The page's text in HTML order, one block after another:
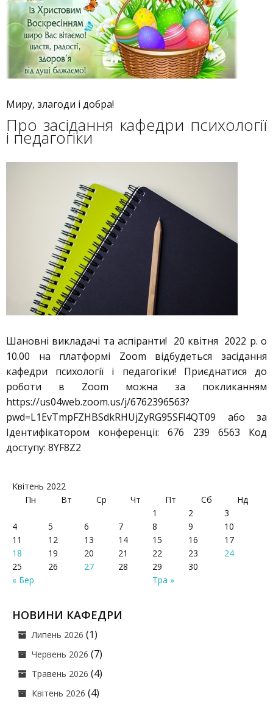
Миру, злагоди і добра!
Про засідання кафедри психології
і педагогіки
Шановні викладачі та аспіранти! 20 квітня 2022 р. о
10.00 на платформі Zoom відбудеться засідання
кафедри психології і педагогіки! Приєднатися до
роботи в Zoom можна за покликанням
https://us04web.zoom.us/j/6762396563?
pwd=L1EvTmpFZHBSdkRHUjZyRG95SFl4QT09 або за
Ідентифікатором конференції: 676 239 6563 Код
доступу: 8YF8Z2
Квітень 2022
Пн
Вт Ср Чт Пт Сб Нд
« Бер Тра »
1 2
3
4
5 6 7 8 9
10
11
12 13 14 15 16
17
18
19 20 21 22 23
24
25
26 27 28 29 30
НОВИНИ КАФЕДРИ
Липень 2026 (1)
Червень 2026 (7)
Травень 2026 (4)
Квітень 2026 (4)